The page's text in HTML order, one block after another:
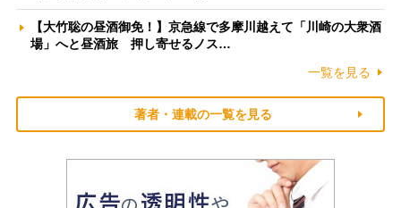
【大竹聡の昼酒御免！】京急線で多摩川越えて「川崎の大衆酒
場」へと昼酒旅 押し寄せるノス…
一覧を見る
著者・連載の一覧を見る